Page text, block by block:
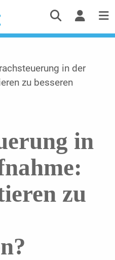
in der
zu besseren
in
zu